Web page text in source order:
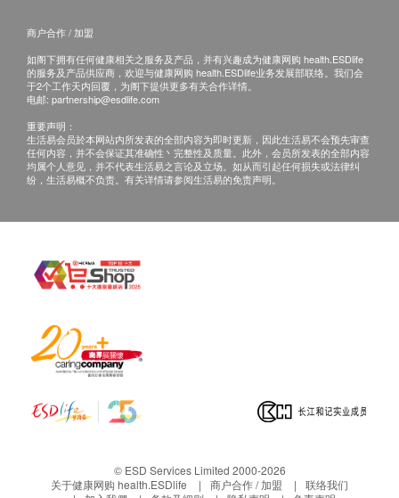
商户合作 / 加盟
如阁下拥有任何健康相关之服务及产品，并有兴趣成为健康网购 health.ESDlife
的服务及产品供应商，欢迎与健康网购 health.ESDlife业务发展部联络。我们会
于2个工作天内回覆，为阁下提供更多有关合作详情。
电邮: partnership@esdlife.com
重要声明：
生活易会员於本网站内所发表的全部内容为即时更新，因此生活易不会预先审查
任何内容，并不会保证其准确性丶完整性及质量。此外，会员所发表的全部内容
均属个人意见，并不代表生活易之言论及立场。如从而引起任何损失或法律纠
纷，生活易概不负责。有关详情请参阅生活易的免责声明。
© ESD Services Limited 2000-2026
关于健康网购 health.ESDlife
商户合作 / 加盟
联络我们